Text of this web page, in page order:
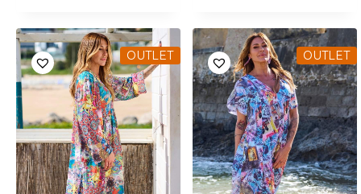
OUTLET OUTLET